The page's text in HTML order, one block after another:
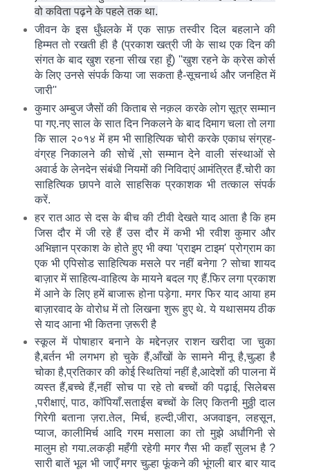
वो कविता पढ़ने के पहले तक था.
जीवन के इस धुँधलके में एक साफ़ तस्वीर दिल बहलाने की
हिम्मत तो रखती ही है (प्रकाश खत्री जीके साथ एक दिन की
संगत के बाद खुश रहना सीख रहा हूँ) ''खुश रहने के क्रेस कोर्स
के लिए उनसे संपर्क किया जा सकता है-सूचनार्थ और जनहित में
जारी''
कुमार अम्बुज जैसों की किताब से नक़ल करके लोग सूत्र सम्मान
पा गए.नए साल के सात दिन निकलने के बाद दिमाग चला तो लगा
कि साल २०१४ में हम भी साहित्यिक चोरी करके एकाध संग्रह-
वंग्रह निकालने की सोचें ,सो सम्मान देने वाली संस्थाओं से
अवार्ड के लेनदेन संबंधी नियमों की निविदाएं आमंत्रित हैं.चोरी का
साहित्यिक छापने वाले साहसिक प्रकाशक भी तत्काल संपर्क
करें.
हर रात आठ से दस के बीच की टीवी देखते याद आता है कि हम
जिस दौर में जी रहे हैं उस दौर में कभी भी रवीश कुमार और
अभिज्ञान प्रकाश के होते हुए भी क्या 'प्राइम टाइम' प्रोग्राम का
एक भी एपिसोड साहित्यिक मसले पर नहीं बनेगा ? सोचा शायद
बाज़ार में साहित्य-वाहित्य के मायने बदल गए हैं.फिर लगा प्रकाश
में आने के लिए हमें बाजारू होना पड़ेगा. मगर फिर याद आया हम
बाज़ारवाद के वोरोध में तो लिखना शुरू हुए थे. ये यथासमय ठीक
से याद आना भी कितना ज़रूरी है
स्कूल में पोषाहार बनाने के मद्देनज़र राशन खरीदा जा चुका
है,बर्तन भी लगभग हो चुके हैं,आँखों के सामने मीनू है,चुल्हा है
चोका है,प्रतिकार की कोई स्थितियां नहीं है,आदेशों की पालना में
व्यस्त हैं,बच्चे हैं,नहीं सोच पा रहे तो बच्चों की पढ़ाई, सिलेबस
,परीक्षाएं, पाठ, कॉपियाँ.सताईस बच्चों के लिए कितनी मुठ्ठी दाल
गिरेगी बताना ज़रा.तेल, मिर्च, हल्दी,जीरा, अजवाइन, लहसून,
प्याज, कालीमिर्च आदि गरम मसाला का तो मुझे अर्धांगिनी से
मालुम हो गया.लकड़ी महँगी रहेगी मगर गैस भी कहाँ सुलभ है ?
सारी बातें भूल भी जाएँ मगर चुल्हा फूंकने की भूंगली बार बार याद